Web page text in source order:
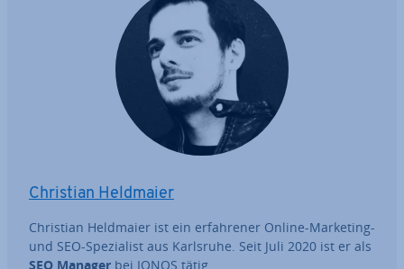
Christian Heldmaier
Christian Heldmaier ist ein er­fah­re­ner Online-Marketing-
und SEO-Spe­zia­list aus Karlsruhe. Seit Juli 2020 ist er als
SEO Manager bei IONOS tätig.